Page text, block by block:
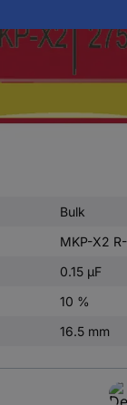
Bulk
0.15 µF
10 %
16.5 mm